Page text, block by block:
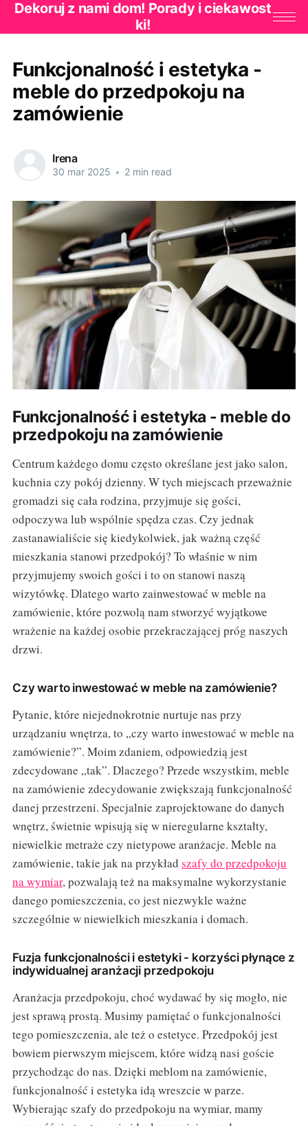
Dekoruj z nami dom! Porady i ciekawost
ki!
Funkcjonalność i estetyka -
meble do przedpokoju na
zamówienie
Irena
30 mar 2025 • 2 min read
Funkcjonalność i estetyka - meble do
przedpokoju na zamówienie
Centrum każdego domu często określane jest jako salon,
kuchnia czy pokój dzienny. W tych miejscach przeważnie
gromadzi się cała rodzina, przyjmuje się gości,
odpoczywa lub wspólnie spędza czas. Czy jednak
zastanawialiście się kiedykolwiek, jak ważną część
mieszkania stanowi przedpokój? To właśnie w nim
przyjmujemy swoich gości i to on stanowi naszą
wizytówkę. Dlatego warto zainwestować w meble na
zamówienie, które pozwolą nam stworzyć wyjątkowe
wrażenie na każdej osobie przekraczającej próg naszych
drzwi.
Czy warto inwestować w meble na zamówienie?
Pytanie, które niejednokrotnie nurtuje nas przy
urządzaniu wnętrza, to „czy warto inwestować w meble na
zamówienie?”. Moim zdaniem, odpowiedzią jest
zdecydowane „tak”. Dlaczego? Przede wszystkim, meble
na zamówienie zdecydowanie zwiększają funkcjonalność
danej przestrzeni. Specjalnie zaprojektowane do danych
wnętrz, świetnie wpisują się w nieregularne kształty,
niewielkie metraże czy nietypowe aranżacje. Meble na
zamówienie, takie jak na przykład szafy do przedpokoju
na wymiar, pozwalają też na maksymalne wykorzystanie
danego pomieszczenia, co jest niezwykle ważne
szczególnie w niewielkich mieszkania i domach.
Fuzja funkcjonalności i estetyki - korzyści płynące z
indywidualnej aranżacji przedpokoju
Aranżacja przedpokoju, choć wydawać by się mogło, nie
jest sprawą prostą. Musimy pamiętać o funkcjonalności
tego pomieszczenia, ale też o estetyce. Przedpokój jest
bowiem pierwszym miejscem, które widzą nasi goście
przychodząc do nas. Dzięki meblom na zamówienie,
funkcjonalność i estetyka idą wreszcie w parze.
Wybierając szafy do przedpokoju na wymiar, mamy